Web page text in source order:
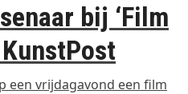
bij ‘Film
een vrijdagavond een film